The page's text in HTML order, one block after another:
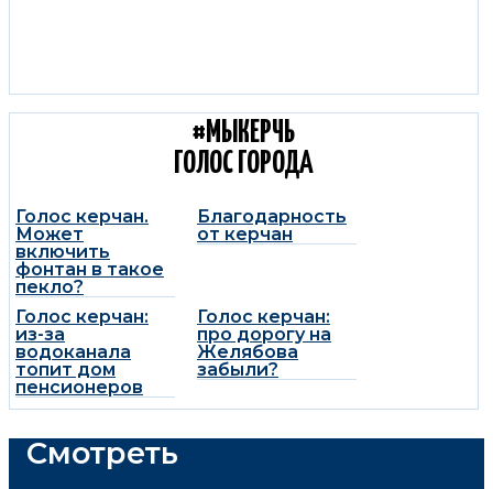
#МЫКЕРЧЬ
ГОЛОС ГОРОДА
Голос керчан.
Может
включить
фонтан в такое
пекло?
Благодарность
от керчан
Голос керчан:
из-за
водоканала
топит дом
пенсионеров
Голос керчан:
про дорогу на
Желябова
забыли?
Смотреть